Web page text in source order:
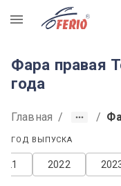
R
Фара правая
года
Главная / /
ГОД ВЫПУСКА
2022